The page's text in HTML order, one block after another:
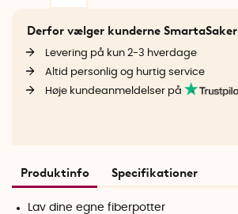
Derfor vælger kunderne SmartaSaker
Levering på kun 2-3 hverdage
Altid personlig og hurtig service
Høje kundeanmeldelser på
Produktinfo Specifikationer
Lav dine egne fiberpotter